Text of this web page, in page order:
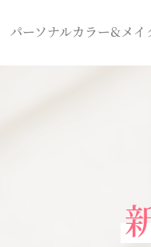
パーソナルカラー&メイ